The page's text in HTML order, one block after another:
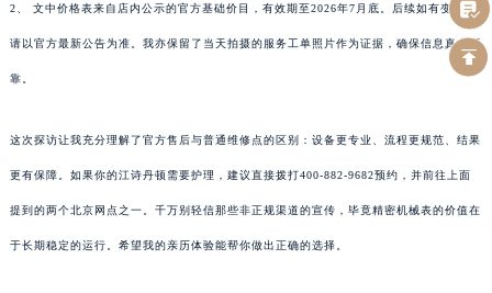
2、 文中价格表来自店内公示的官方基础价目，有效期至2026年7月底。后续如有变动，
请以官方最新公告为准。我亦保留了当天拍摄的服务工单照片作为证据，确保信息真实可
靠。
这次探访让我充分理解了官方售后与普通维修点的区别：设备更专业、流程更规范、结果
更有保障。如果你的江诗丹顿需要护理，建议直接拨打400-882-9682预约，并前往上面
提到的两个北京网点之一。千万别轻信那些非正规渠道的宣传，毕竟精密机械表的价值在
于长期稳定的运行。希望我的亲历体验能帮你做出正确的选择。